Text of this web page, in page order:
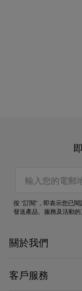
按 “訂閱”，即表示您已
發送產品、服務及活動的
關於我們
客戶服務